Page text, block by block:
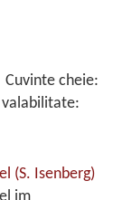
Cuvinte cheie:
(S. Isenberg)